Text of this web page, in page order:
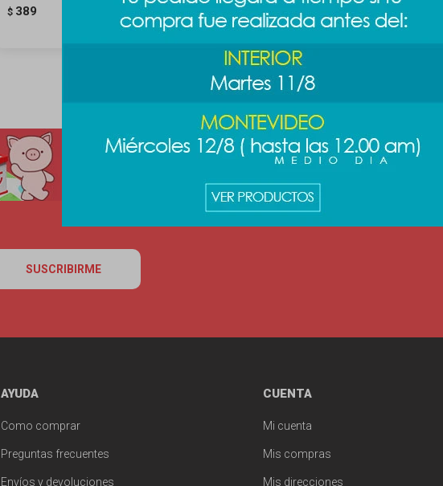
$ 389
Kuromi
$ 389
SUSCRIBIRME
AYUDA
Como comprar
Preguntas frecuentes
Envíos y devoluciones
CUENTA
Mi cuenta
Mis compras
Mis direcciones